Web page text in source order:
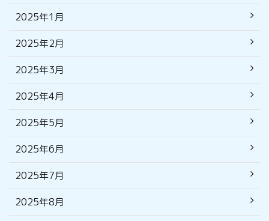
2025年1月
2025年2月
2025年3月
2025年4月
2025年5月
2025年6月
2025年7月
2025年8月